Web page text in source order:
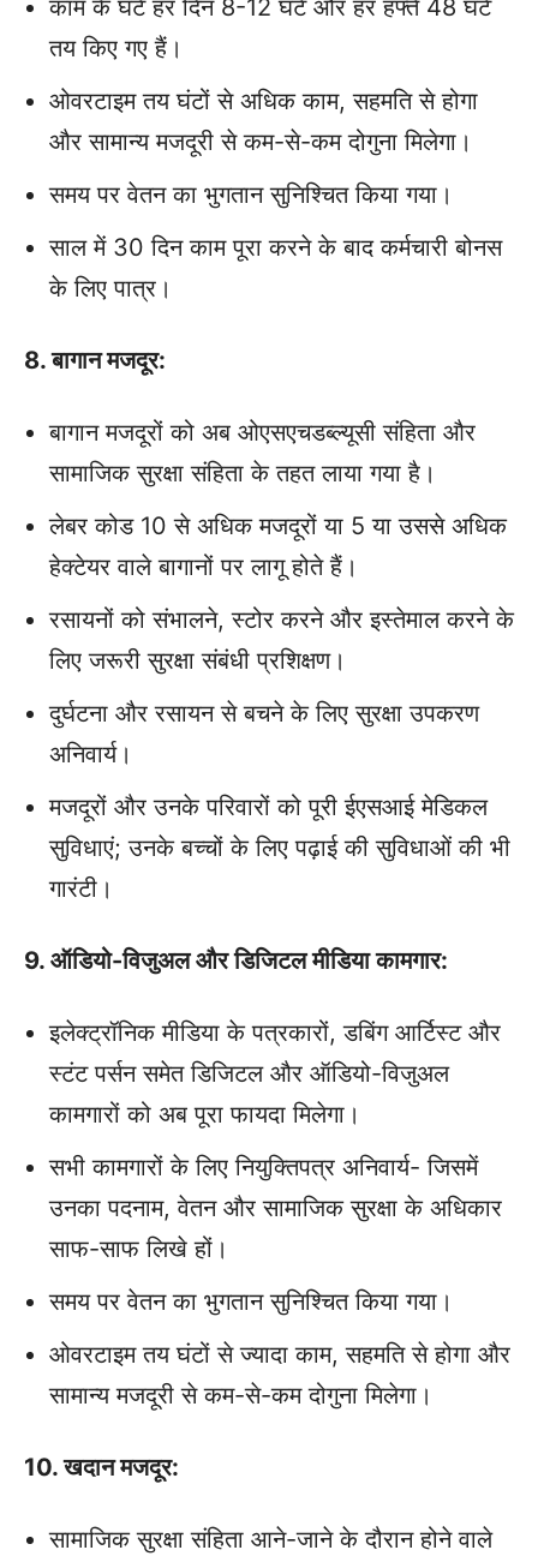
काम के घंटे हर दिन 8-12 घंटे और हर हफ्ते 48 घंटे
तय किए गए हैं।
ओवरटाइम तय घंटों से अधिक काम, सहमति से होगा
और सामान्‍य मजदूरी से कम-से-कम दोगुना मिलेगा।
समय पर वेतन का भुगतान सुनिश्चित किया गया।
साल में 30 दिन काम पूरा करने के बाद कर्मचारी बोनस
के लिए पात्र।
8. बागान मजदूर:
बागान मजदूरों को अब ओएसएचडब्‍ल्‍यूसी संहिता और
सामाजिक सुरक्षा संहिता के तहत लाया गया है।
लेबर कोड 10 से अधिक मजदूरों या 5 या उससे अधिक
हेक्टेयर वाले बागानों पर लागू होते हैं।
रसायनों को संभालने, स्टोर करने और इस्तेमाल करने के
लिए जरूरी सुरक्षा संबंधी प्रशिक्षण।
दुर्घटना और रसायन से बचने के लिए सुरक्षा उपकरण
अनिवार्य।
मजदूरों और उनके परिवारों को पूरी ईएसआई मेडिकल
सुविधाएं; उनके बच्चों के लिए पढ़ाई की सुविधाओं की भी
गारंटी।
9. ऑडियो-विजुअल और डिजिटल मीडिया कामगार:
इलेक्ट्रॉनिक मीडिया के पत्रकारों, डबिंग आर्टिस्ट और
स्टंट पर्सन समेत डिजिटल और ऑडियो-विजुअल
कामगारों को अब पूरा फायदा मिलेगा।
सभी कामगारों के लिए नियुक्तिपत्र अनिवार्य- जिसमें
उनका पदनाम, वेतन और सामाजिक सुरक्षा के अधिकार
साफ-साफ लिखे हों।
समय पर वेतन का भुगतान सुनिश्चित किया गया।
ओवरटाइम तय घंटों से ज्‍यादा काम, सहमति से होगा और
सामान्‍य मजदूरी से कम-से-कम दोगुना मिलेगा।
10. खदान मजदूर:
सामाजिक सुरक्षा संहिता आने-जाने के दौरान होने वाले